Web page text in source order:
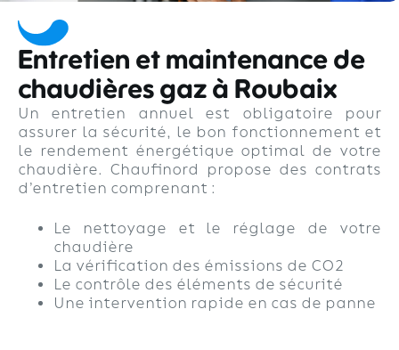
Entretien et maintenance de
chaudières gaz à Roubaix
Un entretien annuel est obligatoire pour
assurer la sécurité, le bon fonctionnement et
le rendement énergétique optimal de votre
chaudière. Chaufinord propose des contrats
d’entretien comprenant :
Le nettoyage et le réglage de votre
chaudière
La vérification des émissions de CO2
Le contrôle des éléments de sécurité
Une intervention rapide en cas de panne